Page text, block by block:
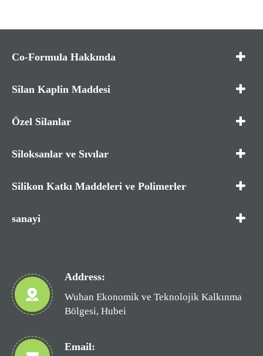
Co-Formula Hakkında
Silan Kaplin Maddesi
Özel Silanlar
Siloksanlar ve Sıvılar
Silikon Katkı Maddeleri ve Polimerler
sanayi
Address:
Wuhan Ekonomik ve Teknolojik Kalkınma
Bölgesi, Hubei
Email: